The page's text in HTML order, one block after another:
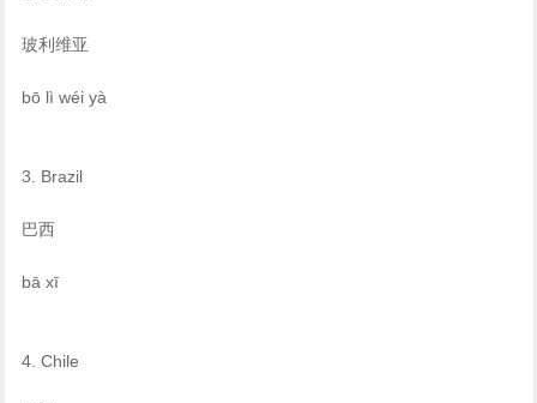
玻利维亚
bō lì wéi yà
3. Brazil
巴西
bā xī
4. Chile